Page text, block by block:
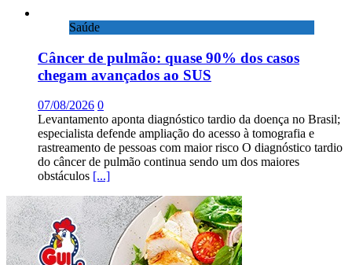
Saúde
Câncer de pulmão: quase 90% dos casos
chegam avançados ao SUS
07/08/2026 0
Levantamento aponta diagnóstico tardio da doença no Brasil;
especialista defende ampliação do acesso à tomografia e
rastreamento de pessoas com maior risco O diagnóstico tardio
do câncer de pulmão continua sendo um dos maiores
obstáculos [...]